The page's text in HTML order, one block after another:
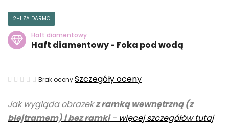
Jak wygląda obrazekz ramką wewnętrzną (z
blejtramem) i bez ramki- więcej szczegółów tutaj
2+1 ZA DARMO
Haft diamentowy
Haft diamentowy - Foka pod wodą
Średnia
produktu
wynosi
Brak ocenySzczegóły oceny